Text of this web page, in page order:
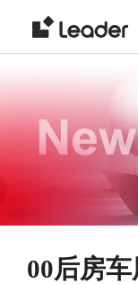
00后房